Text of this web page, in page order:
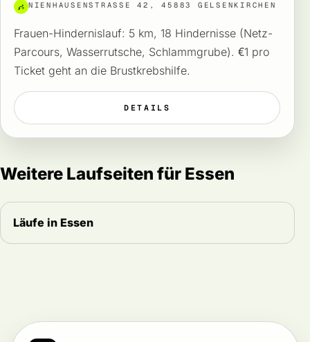
NIENHAUSENSTRASSE 42, 45883 GELSENKIRCHEN
Frauen-Hindernislauf: 5 km, 18 Hindernisse (Netz-
Parcours, Wasserrutsche, Schlammgrube). €1 pro
Ticket geht an die Brustkrebshilfe.
DETAILS
Weitere Laufseiten für Essen
Läufe in Essen